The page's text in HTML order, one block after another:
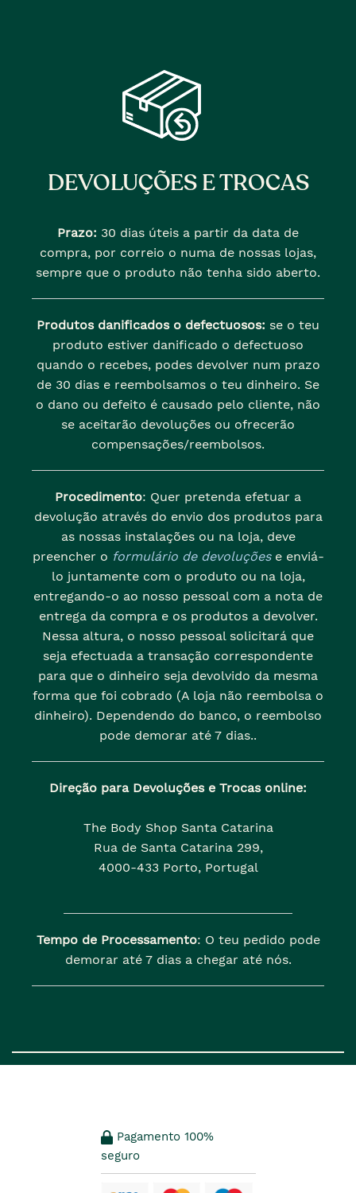
DEVOLUÇÕES E TROCAS
Prazo: 30 dias úteis a partir da data de
compra, por correio o numa de nossas lojas,
sempre que o produto não tenha sido aberto.
Produtos danificados o defectuosos: se o teu
produto estiver danificado o defectuoso
quando o recebes, podes devolver num prazo
de 30 dias e reembolsamos o teu dinheiro. Se
o dano ou defeito é causado pelo cliente, não
se aceitarão devoluções ou ofrecerão
compensações/reembolsos.
Procedimento: Quer pretenda efetuar a
devolução através do envio dos produtos para
as nossas instalações ou na loja, deve
preencher o formulário de devoluçõese enviá-
lo juntamente com o produto ou na loja,
entregando-o ao nosso pessoal com a nota de
entrega da compra e os produtos a devolver.
Nessa altura, o nosso pessoal solicitará que
seja efectuada a transação correspondente
para que o dinheiro seja devolvido da mesma
forma que foi cobrado (A loja não reembolsa o
dinheiro). Dependendo do banco, o reembolso
pode demorar até 7 dias..
Direção para Devoluções e Trocas online:
The Body Shop Santa Catarina
Rua de Santa Catarina 299,
4000-433 Porto, Portugal
Tempo de Processamento: O teu pedido pode
demorar até 7 dias a chegar até nós.
Pagamento 100%
seguro